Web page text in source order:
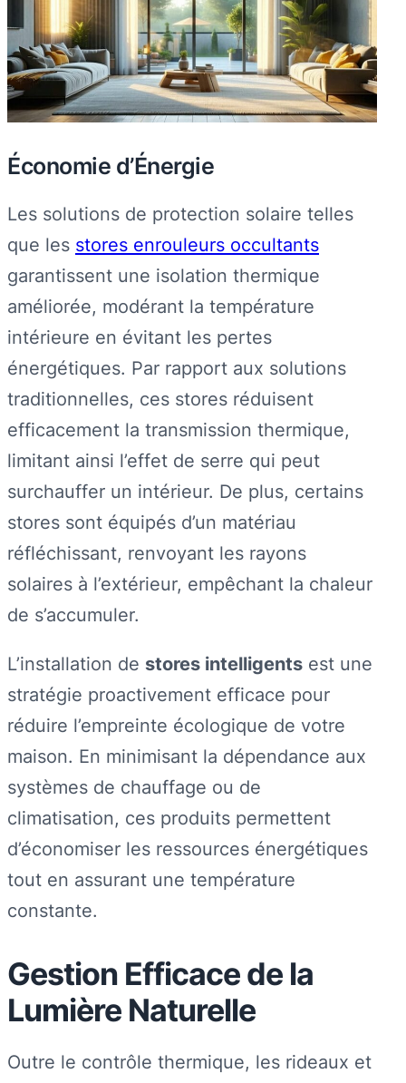
Économie d’Énergie
Les solutions de protection solaire telles
que les stores enrouleurs occultants
garantissent une isolation thermique
améliorée, modérant la température
intérieure en évitant les pertes
énergétiques. Par rapport aux solutions
traditionnelles, ces stores réduisent
efficacement la transmission thermique,
limitant ainsi l’effet de serre qui peut
surchauffer un intérieur. De plus, certains
stores sont équipés d’un matériau
réfléchissant, renvoyant les rayons
solaires à l’extérieur, empêchant la chaleur
de s’accumuler.
L’installation de stores intelligents est une
stratégie proactivement efficace pour
réduire l’empreinte écologique de votre
maison. En minimisant la dépendance aux
systèmes de chauffage ou de
climatisation, ces produits permettent
d’économiser les ressources énergétiques
tout en assurant une température
constante.
Gestion Efficace de la
Lumière Naturelle
Outre le contrôle thermique, les rideaux et